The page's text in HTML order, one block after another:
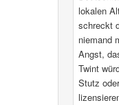
lokalen
schreckt
niemand
Angst,
Twint
Stutz